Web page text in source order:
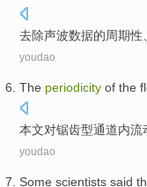
去除声波数据的周期性
youdao
The periodicity of the
本文对锯齿型通道内流
youdao
Some scientists said